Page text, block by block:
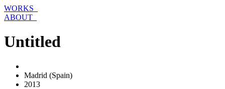
Ir
al
WORKS_
ABOUT_
Untitled
Madrid (Spain)
2013